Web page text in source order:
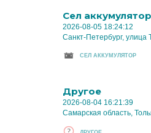
Cел аккумулятор
2026-08-05 18:24:12
Санкт-Петербург, улица
CЕЛ АККУМУЛЯТОР
Другое
2026-08-04 16:21:39
Самарская область,